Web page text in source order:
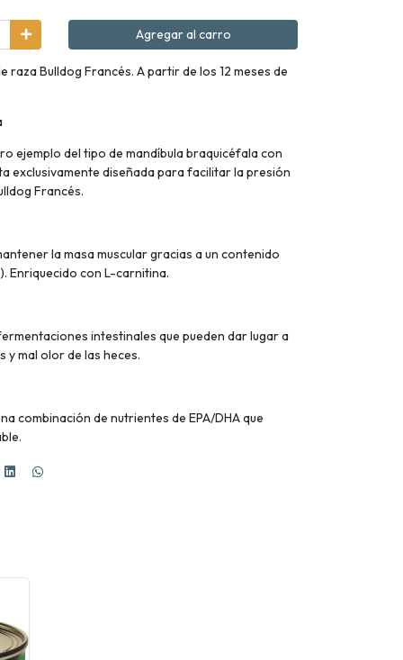
Agregar al carro
Bulldog Francés. A partir de los 12 meses de
ejemplo del tipo de mandíbula braquicéfala con
exclusivamente diseñada para facilitar la presión
Francés.
la masa muscular gracias a un contenido
Enriquecido con L-carnitina.
intestinales que pueden dar lugar a
mal olor de las heces.
combinación de nutrientes de EPA/DHA que